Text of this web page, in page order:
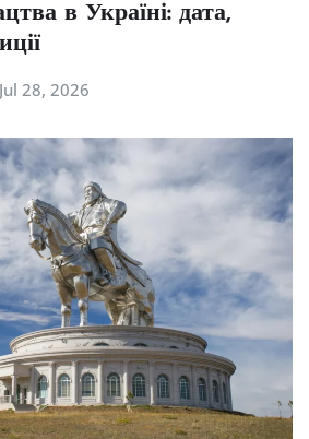
в Україні: дата,
Jul 28, 2026